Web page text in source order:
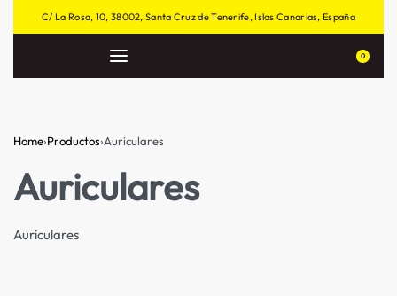
C/ La Rosa, 10, 38002, Santa Cruz de Tenerife, Islas Canarias, España
0
Home›Productos›Auriculares
Auriculares
Auriculares